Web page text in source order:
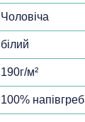
Чоловіча
білий
190г/м²
100%